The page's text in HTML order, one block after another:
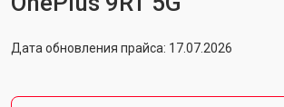
Дата обновления прайса: 17.07.2026